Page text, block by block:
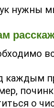
нужны
каждым
о